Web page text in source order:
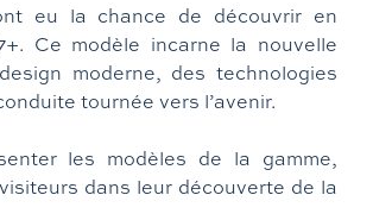
eu la chance de découvrir en
Ce modèle incarne la nouvelle
moderne, des technologies
tournée vers l’avenir.
les modèles de la gamme,
dans leur découverte de la